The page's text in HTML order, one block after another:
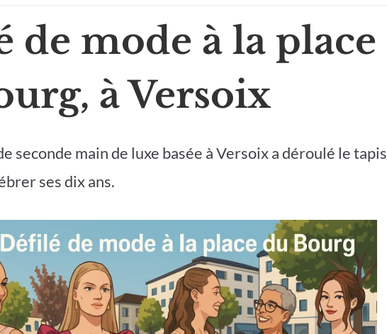
de mode à la place
à Versoix
seconde main de luxe basée à Versoix a déroulé le tapis
ses dix ans.